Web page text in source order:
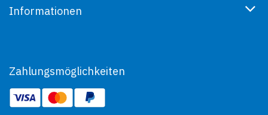
Informationen
Zahlungsmöglichkeiten